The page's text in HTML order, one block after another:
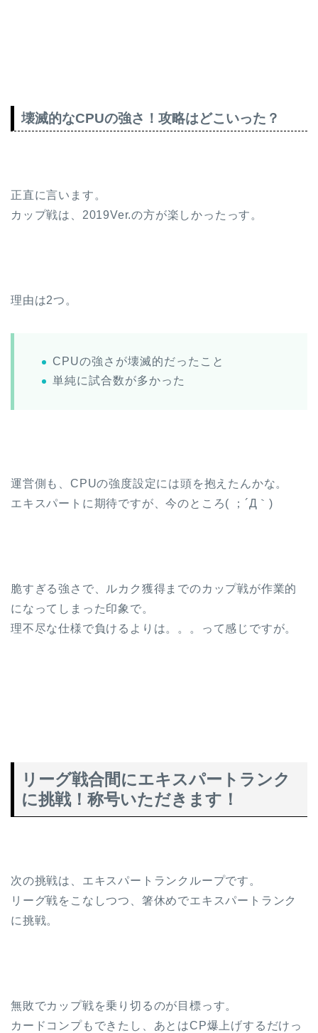
壊滅的なCPUの強さ！攻略はどこいった？
正直に言います。
カップ戦は、2019Ver.の方が楽しかったっす。
理由は2つ。
CPUの強さが壊滅的だったこと
単純に試合数が多かった
運営側も、CPUの強度設定には頭を抱えたんかな。
エキスパートに期待ですが、今のところ( ；´Д｀)
脆すぎる強さで、ルカク獲得までのカップ戦が作業的
になってしまった印象で。
理不尽な仕様で負けるよりは。。。って感じですが。
リーグ戦合間にエキスパートランク
に挑戦！称号いただきます！
次の挑戦は、エキスパートランクループです。
リーグ戦をこなしつつ、箸休めでエキスパートランク
に挑戦。
無敗でカップ戦を乗り切るのが目標っす。
カードコンプもできたし、あとはCP爆上げするだけっ